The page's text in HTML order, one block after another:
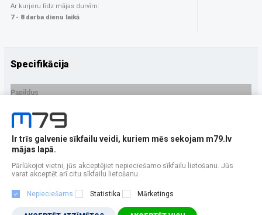
Ar kurjeru līdz mājas durvīm:
7 - 8 darba dienu laikā
Specifikācija
Papildus
Ražotājs
PRECES APRAKSTS
EAN - 5903108648431
Ir trīs galvenie sīkfailu veidi, kuriem mēs sekojam m79.lv
mājas lapā.
Pārlūkojot vietni, jūs akceptējiet nepieciešamo sīkfailu lietošanu. Jūs
varat akceptēt arī citu sīkfailu lietošanu.
Nepieciešams Statistika Mārketings